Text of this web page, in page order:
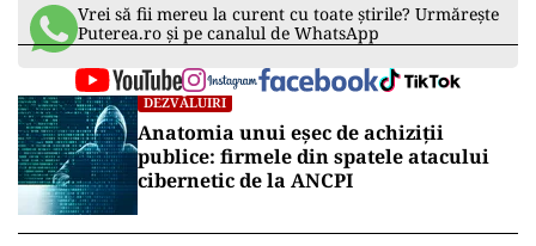
Vrei să fii mereu la curent cu toate știrile? Urmărește
Puterea.ro și pe canalul de WhatsApp
DEZVĂLUIRI
Anatomia unui eșec de achiziții
publice: firmele din spatele atacului
cibernetic de la ANCPI